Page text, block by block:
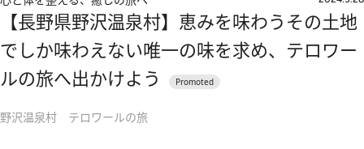
【長野県野沢温泉村】恵みを味わうその土地
でしか味わえない唯一の味を求め、テロワー
ルの旅へ出かけよう
野沢温泉村 テロワールの旅